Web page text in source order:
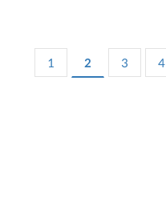
1 2 3 4